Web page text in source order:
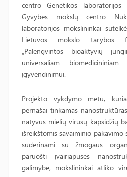
centro Genetikos
Gyvybės mokslų centro
laboratorijos mokslininkai
Lietuvos mokslo tarybos
„Palengvintos bioaktyvių
universaliam
įgyvendinimui.
Projekto vykdymo metu,
pernašai tinkamas
natyvūs mielių virusų kapsidžių
išreikštomis savaiminio pakavimo
suderinami su žmogaus
paruošti įvairiapuses
galimybe, mokslininkai atliko